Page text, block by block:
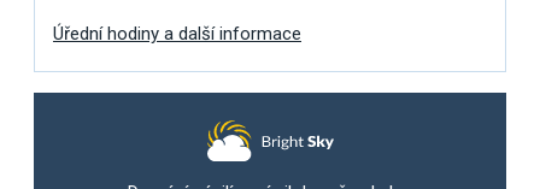
Úřední hodiny a další informace